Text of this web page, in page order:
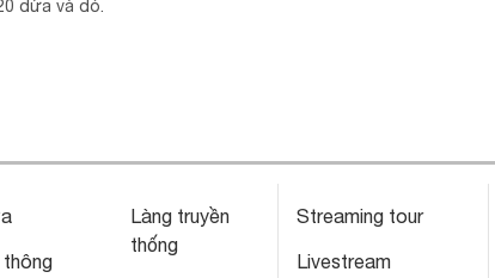
dứa và dó.
thông
Làng truyền
thống
Streaming tour
Livestream